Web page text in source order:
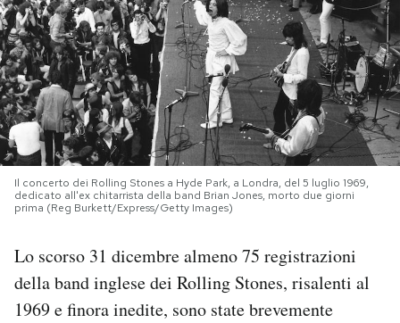
PODCAST
NEWSLETTER
I MIEI PREFERITI
SHOP
AREA PERSONALE
Il concerto dei Rolling Stones a Hyde Park, a Londra, del 5 luglio 1969,
dedicato all'ex chitarrista della band Brian Jones, morto due giorni
prima (Reg Burkett/Express/Getty Images)
Lo scorso 31 dicembre almeno 75 registrazioni
della band inglese dei Rolling Stones, risalenti al
1969 e finora inedite, sono state brevemente